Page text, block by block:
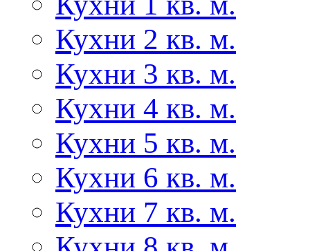
Кухни 2 кв. м.
Кухни 3 кв. м.
Кухни 4 кв. м.
Кухни 5 кв. м.
Кухни 6 кв. м.
Кухни 7 кв. м.